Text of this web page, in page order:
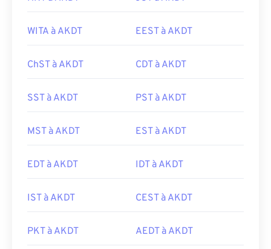
WITA à AKDT EEST à AKDT
ChST à AKDT CDT à AKDT
SST à AKDT PST à AKDT
MST à AKDT EST à AKDT
EDT à AKDT IDT à AKDT
IST à AKDT CEST à AKDT
PKT à AKDT AEDT à AKDT